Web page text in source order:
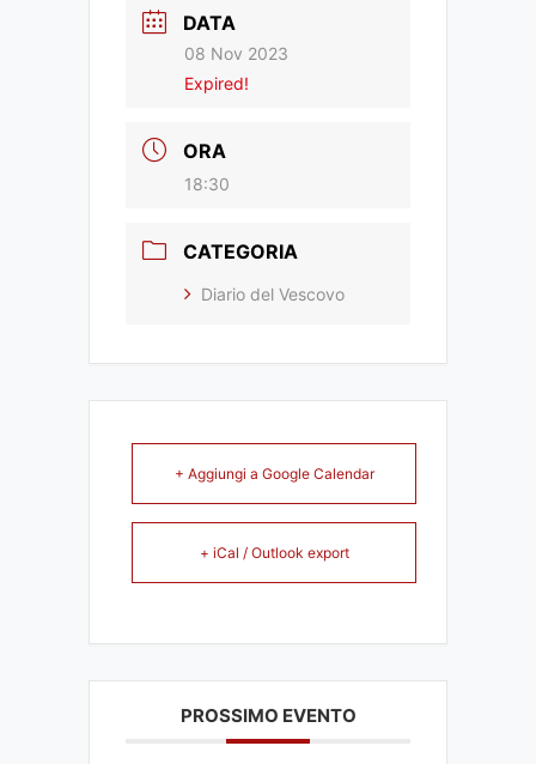
DATA
08 Nov 2023
Expired!
ORA
18:30
CATEGORIA
Diario del Vescovo
+ Aggiungi a Google Calendar
+ iCal / Outlook export
PROSSIMO EVENTO